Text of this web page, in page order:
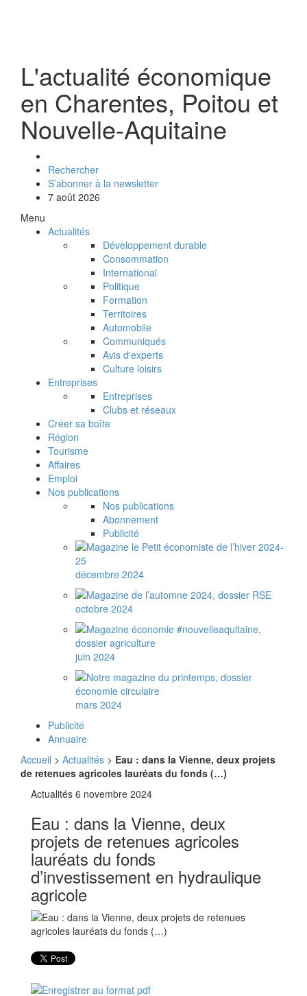
L'actualité économique
en Charentes, Poitou et
Nouvelle-Aquitaine
Rechercher
S’abonner à la newsletter
7 août 2026
Menu
Actualités
Développement durable
Consommation
International
Politique
Formation
Territoires
Automobile
Communiqués
Avis d'experts
Culture loisirs
Entreprises
Entreprises
Clubs et réseaux
Créer sa boîte
Région
Tourisme
Affaires
Emploi
Nos publications
Nos publications
Abonnement
Publicité
décembre 2024
octobre 2024
juin 2024
mars 2024
Publicité
Annuaire
Accueil > Actualités > Eau : dans la Vienne, deux projets
de retenues agricoles lauréats du fonds (…)
Actualités 6 novembre 2024
Eau : dans la Vienne, deux
projets de retenues agricoles
lauréats du fonds
d’investissement en hydraulique
agricole